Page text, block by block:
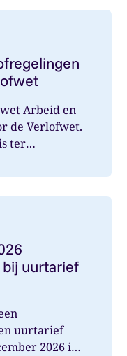
Arbeid en
de Verlofwet.
ter
uurtarief
uurtarief
2026 in